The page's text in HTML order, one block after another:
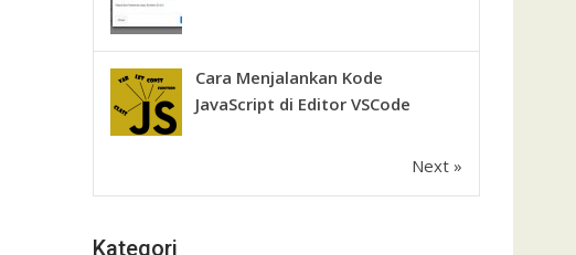
Cara Menjalankan Kode
JavaScript di Editor VSCode
Next »
Kategori